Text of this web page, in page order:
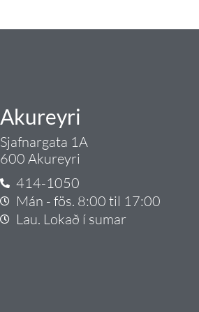
Akureyri
Sjafnargata 1A
600 Akureyri
414-1050
Mán - fös. 8:00 til 17:00
Lau. Lokað í sumar